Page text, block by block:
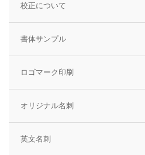
校正について
書体サンプル
ロゴマーク印刷
オリジナル名刺
英文名刺